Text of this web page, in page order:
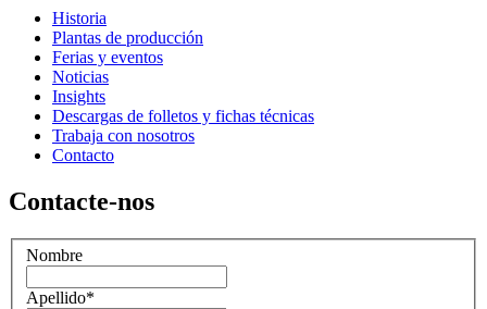
Historia
Plantas de producción
Ferias y eventos
Noticias
Insights
Descargas de folletos y fichas técnicas
Trabaja con nosotros
Contacto
Contacte-nos
Nombre
Apellido*